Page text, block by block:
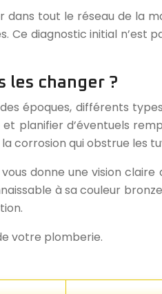
tout le réseau de la
diagnostic initial n’est
les changer ?
époques, différents
planifier d’éventuels
corrosion qui obstrue les
donne une vision claire
à sa couleur
votre plomberie.